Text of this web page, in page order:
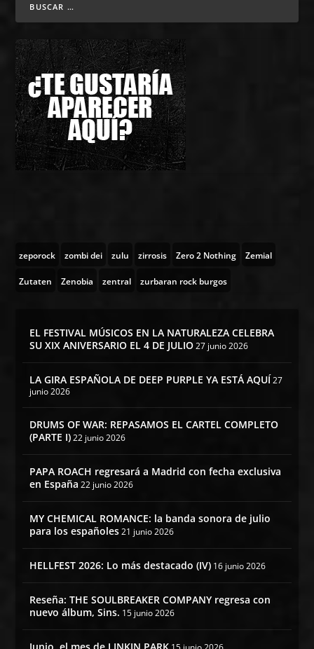
zeporock zombi dei zulu zirrosis Zero 2 Nothing Zemial
Zutaten Zenobia zentral zurbaran rock burgos
EL FESTIVAL MÚSICOS EN LA NATURALEZA CELEBRA
SU XIX ANIVERSARIO EL 4 DE JULIO 27 junio 2026
LA GIRA ESPAÑOLA DE DEEP PURPLE YA ESTÁ AQUÍ 27
junio 2026
DRUMS OF WAR: REPASAMOS EL CARTEL COMPLETO
(PARTE I) 22 junio 2026
PAPA ROACH regresará a Madrid con fecha exclusiva
en España 22 junio 2026
MY CHEMICAL ROMANCE: la banda sonora de julio
para los españoles 21 junio 2026
HELLFEST 2026: Lo más destacado (IV) 16 junio 2026
Reseña: THE SOULBREAKER COMPANY regresa con
nuevo álbum, Sins. 15 junio 2026